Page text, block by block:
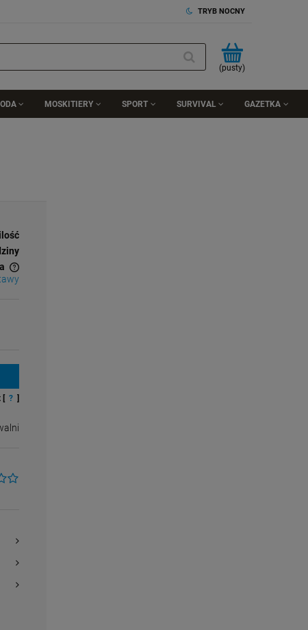
TRYB NOCNY
(pusty)
MOSKITIERY SPORT SURVIVAL GAZETKA
? ]